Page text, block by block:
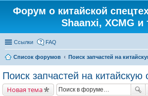
Форум о китайской
Shaanxi, XCMG и
Ссылки FAQ
Список форумов
Поиск запчастей на
Поиск запчастей на китайскую
Новая тема